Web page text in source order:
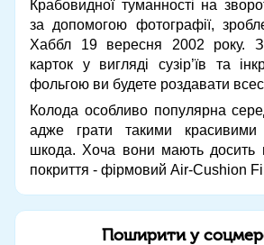
Крабовидної туманності на
за допомогою фотографії,
Хаббл 19 вересня 2002 року.
карток у вигляді сузір’їв та
фольгою ви будете роздавати
Колода особливо популярна
адже грати такими красивими
шкода. Хоча вони мають досить
покриття - фірмовий Air-Cushion
Поширити у